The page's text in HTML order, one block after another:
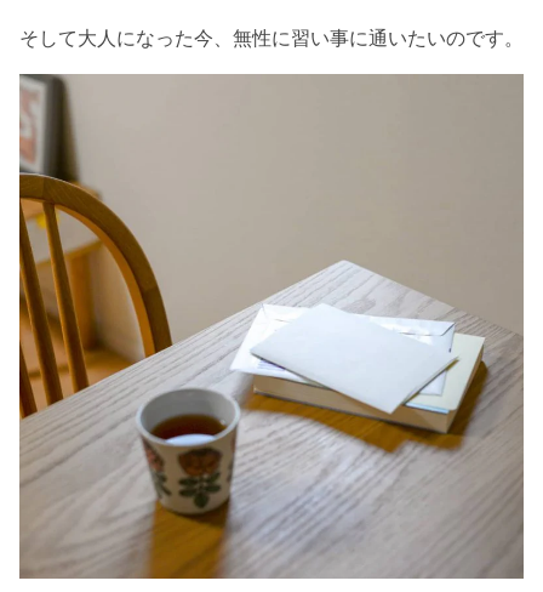
そして大人になった今、無性に習い事に通いたいのです。